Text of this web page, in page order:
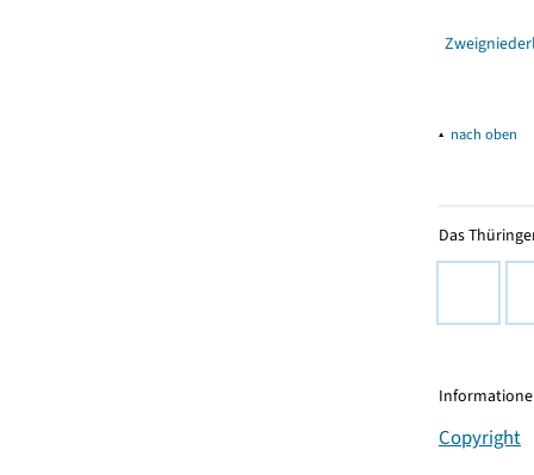
▴ nach oben
Das
Copyright